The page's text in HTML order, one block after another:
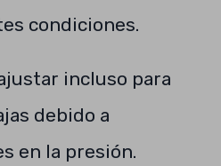
condiciones.
incluso para
debido a
en la presión.